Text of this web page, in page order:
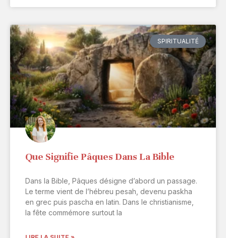
SPIRITUALITÉ
Que Signifie Pâques Dans La Bible
Dans la Bible, Pâques désigne d’abord un passage.
Le terme vient de l’hébreu pesah, devenu paskha
en grec puis pascha en latin. Dans le christianisme,
la fête commémore surtout la